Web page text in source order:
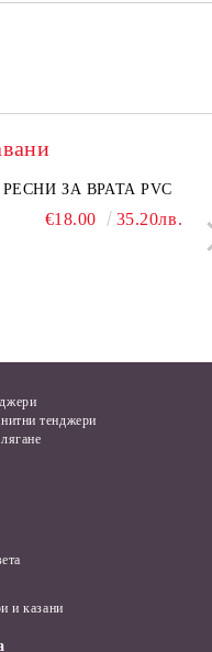
капак 50 см
€6.50 12.71лв.
РЕСНИ ЗА ВРАТА PVC
€18.00 35.20лв.
тенджери
и казани